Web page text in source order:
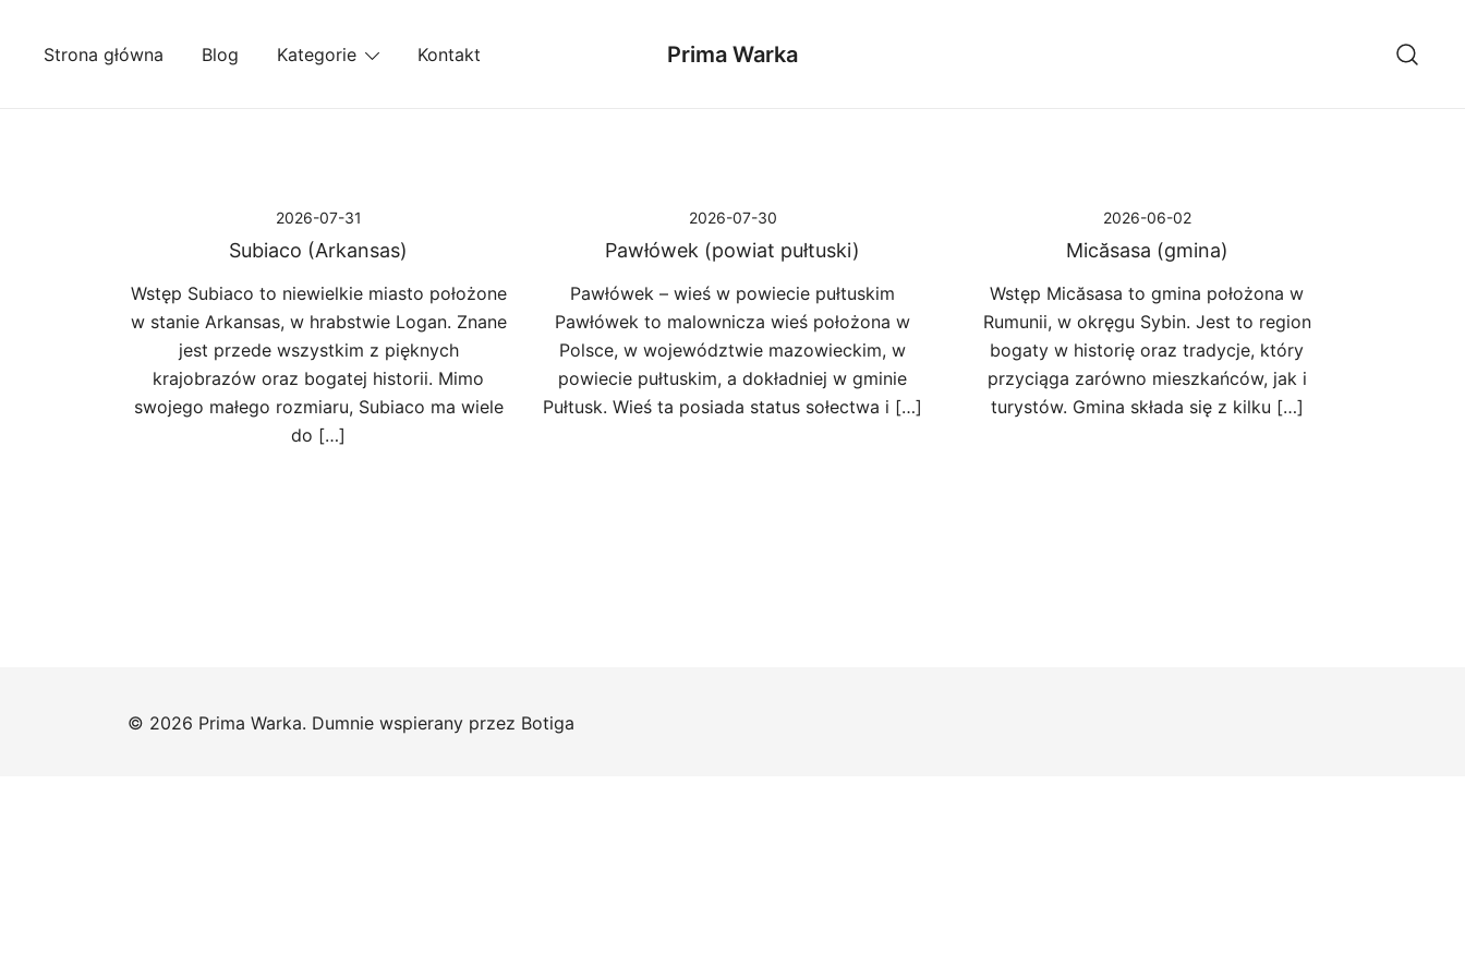
Strona główna Blog Kategorie Kontakt Prima Warka
2026-07-31
Subiaco (Arkansas)
Wstęp Subiaco to niewielkie miasto położone
w stanie Arkansas, w hrabstwie Logan. Znane
jest przede wszystkim z pięknych
krajobrazów oraz bogatej historii. Mimo
swojego małego rozmiaru, Subiaco ma wiele
do […]
2026-07-30
Pawłówek (powiat pułtuski)
Pawłówek – wieś w powiecie pułtuskim
Pawłówek to malownicza wieś położona w
Polsce, w województwie mazowieckim, w
powiecie pułtuskim, a dokładniej w gminie
Pułtusk. Wieś ta posiada status sołectwa i […]
2026-06-02
Micăsasa (gmina)
Wstęp Micăsasa to gmina położona w
Rumunii, w okręgu Sybin. Jest to region
bogaty w historię oraz tradycje, który
przyciąga zarówno mieszkańców, jak i
turystów. Gmina składa się z kilku […]
© 2026 Prima Warka. Dumnie wspierany przez Botiga